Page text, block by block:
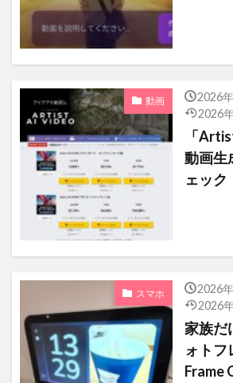
男と女の不都合な真実
ミリ
グランデバニラ
ファンタビ
ボスニア・ヘルツェゴビナ
父
日本製鉄
敬老の日
晩さ
高杉真宙
招待券
特別番
ユーネクスト
登録方法
キャンペーン
ios
レソ
フィリピン共和国大使館
ソフトフロントホールディングス
RM550x
ホンジュラス共和国
トーゴ料理
オハヨー乳業
三越伊勢丹ホールディングス
エベレスト
環状第2号線
くまポンギフト券
Wake Up
動画
2026
2026
「
動画生
ェック
スマホ
2026
2026
家族だ
ォト
Frame